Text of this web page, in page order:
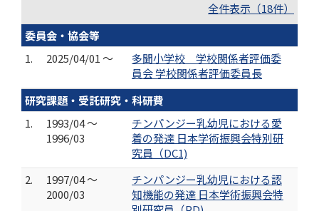
全件表示（18件）
委員会・協会等
1.
2025/04/01 ～
多聞小学校 学校関係者評価委
員会 学校関係者評価委員長
研究課題・受託研究・科研費
1.
1993/04 ～
1996/03
チンパンジー乳幼児における愛
着の発達 日本学術振興会特別研
究員（DC1)
2.
1997/04 ～
2000/03
チンパンジー乳幼児における認
知機能の発達 日本学術振興会特